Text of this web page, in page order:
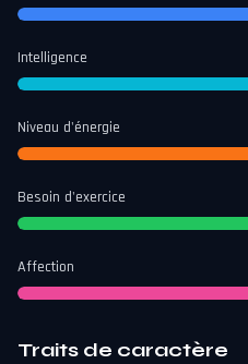
Intelligence
Niveau d'énergie
Besoin d'exercice
Affection
Traits de caractère